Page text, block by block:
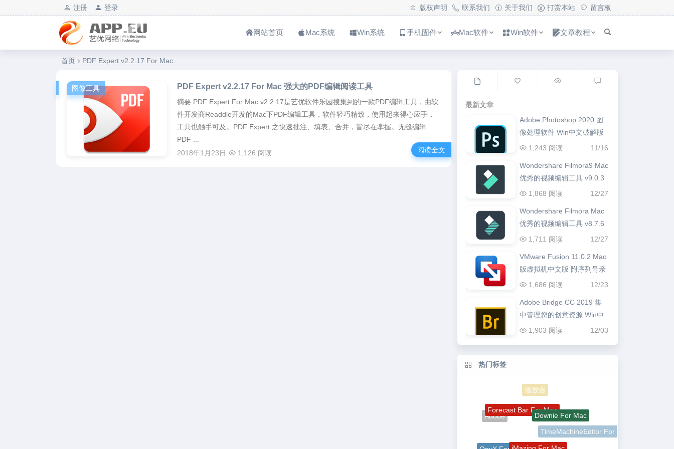
注册 登录 版权声明 联系我们 关于我们 打赏本站 留言板
艺优软件乐园
网站首页 Mac系统 Win系统 手机固件 Mac软件 Win软件 文章教程
首页 PDF Expert v2.2.17 For Mac
图像工具 PDF Expert v2.2.17 For Mac 强大的PDF编辑阅读工具
摘要 PDF Expert For Mac v2.2.17是艺优软件乐园搜集到的一款PDF编辑工具，由软
件开发商Readdle开发的Mac下PDF编辑工具，软件轻巧精致，使用起来得心应手，
工具也触手可及。PDF Expert 之快速批注、填表、合并，皆尽在掌握。无缝编辑
PDF ...
2018年1月23日
1,126 阅读 阅读全文
最新文章
Adobe Photoshop 2020 图
像处理软件 Win中文破解版
11/16
1,243 阅读
Wondershare Filmora9 Mac
优秀的视频编辑工具 v9.0.3
12/27
1,868 阅读
Wondershare Filmora Mac
优秀的视频编辑工具 v8.7.6
12/27
1,711 阅读
VMware Fusion 11.0.2 Mac
版虚拟机中文版 附序列号亲
测可用
12/23
1,686 阅读
Adobe Bridge CC 2019 集
中管理您的创意资源 Win中
文版
12/03
1,903 阅读
热门标签
播放器
Adobe
Forecast Bar For Mac
Downie For Mac
TimeMachineEditor For Mac
OnyX For MaciMazing For Mac